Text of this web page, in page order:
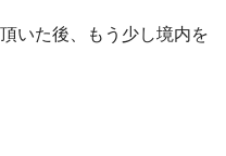
いた後、もう少し境内を